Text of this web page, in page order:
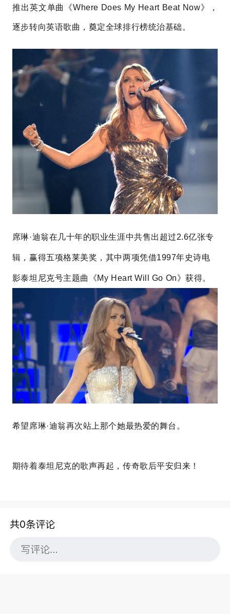
推出英文单曲《Where Does My Heart Beat Now》，
逐步转向英语歌曲，奠定全球排行榜统治基础。
席琳·迪翁在几十年的职业生涯中共售出超过2.6亿张专
辑，赢得五项格莱美奖，其中两项凭借1997年史诗电
影泰坦尼克号主题曲《My Heart Will Go On》获得。
希望 席琳·迪翁再次站上那个她最热爱的舞台。
期待着泰坦尼克的歌声再起，传奇歌后平安归来！
共0条评论